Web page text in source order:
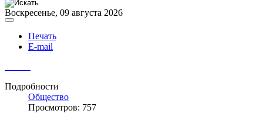
Воскресенье, 09 августа 2026
Печать
E-mail
Подробности
Общество
Просмотров: 757